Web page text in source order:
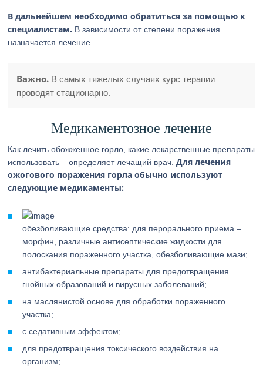
В дальнейшем необходимо обратиться за помощью к
специалистам. В зависимости от степени поражения
назначается лечение.
Важно. В самых тяжелых случаях курс терапии
проводят стационарно.
Медикаментозное лечение
Как лечить обожженное горло, какие лекарственные препараты
использовать – определяет лечащий врач.Для лечения
ожогового поражения горла обычно используют
следующие медикаменты:
обезболивающие средства: для перорального приема –
морфин, различные антисептические жидкости для
полоскания пораженного участка, обезболивающие мази;
антибактериальные препараты для предотвращения
гнойных образований и вирусных заболеваний;
на маслянистой основе для обработки пораженного
участка;
с седативным эффектом;
для предотвращения токсического воздействия на
организм;